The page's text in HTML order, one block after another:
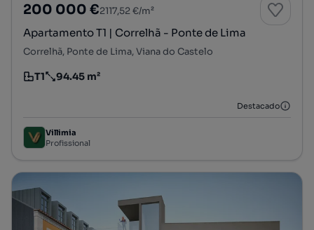
200 000 €2117,52 €/m²
Apartamento T1 | Correlhã - Ponte de Lima
Correlhã, Ponte de Lima, Viana do Castelo
Tipologia
T1
Preço por metro quadrado
94.45 m²
Destacado
Villimia
Profissional